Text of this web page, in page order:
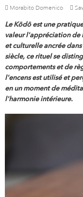
Morabito Domenico
Le Kōdō est une
valeur l'appréciation de
et culturelle ancrée
siècle, ce rituel se
comportements et de
l'encens est utilisé et
en un moment de
l'harmonie intérieure.